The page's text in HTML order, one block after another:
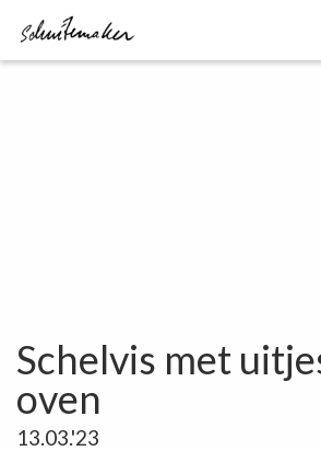
Schelvis met
oven
13.03.'23